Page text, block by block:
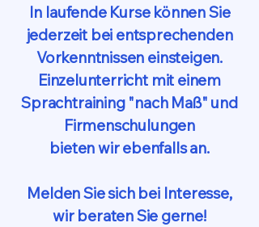
In laufende Kurse können Sie
jederzeit bei entsprechenden
Vorkenntnissen einsteigen.
Einzelunterricht mit einem
Sprachtraining "nach Maß" und
Firmenschulungen
bieten wir ebenfalls an.
Melden Sie sich bei Interesse,
wir beraten Sie gerne!